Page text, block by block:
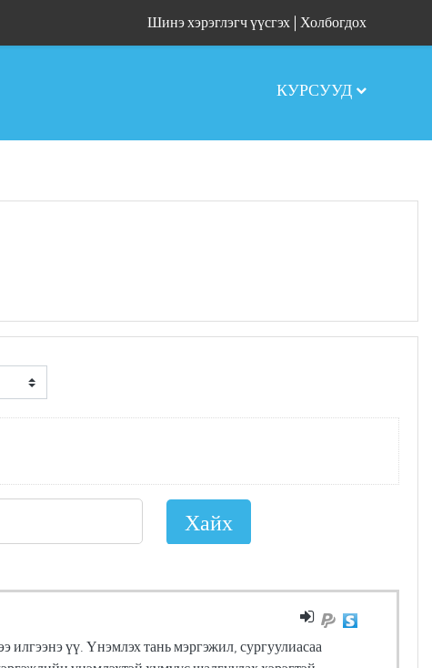
Шинэ хэрэглэгч үүсгэх | Холбогдох
КУРСУУД
үү. Үнэмлэх тань мэргэжил, сургуулиасаа